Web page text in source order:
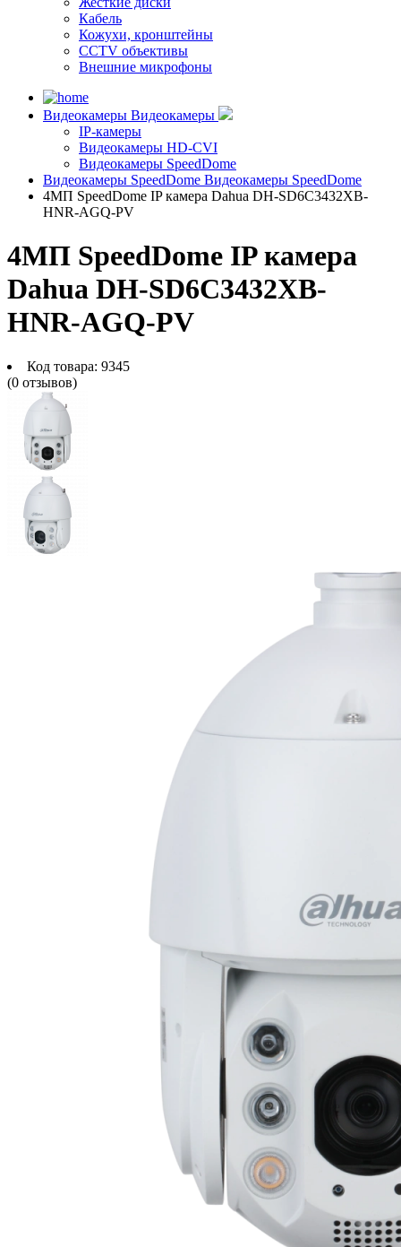
Кабель
Кожухи, кронштейны
CCTV объективы
Внешние микрофоны
Видеокамеры Видеокамеры
IP-камеры
Видеокамеры HD-CVI
Видеокамеры SpeedDome
Видеокамеры SpeedDome Видеокамеры SpeedDome
4МП SpeedDome IP камера Dahua DH-SD6C3432XB-
HNR-AGQ-PV
4МП SpeedDome IP камера
Dahua DH-SD6C3432XB-
HNR-AGQ-PV
Код товара: 9345
(0 отзывов)